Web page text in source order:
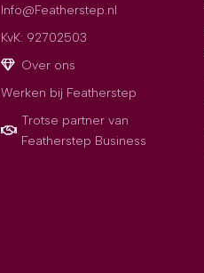
Info@Featherstep.nl
KvK: 92702503
Over ons
Werken bij Featherstep
Trotse partner van
Featherstep Business